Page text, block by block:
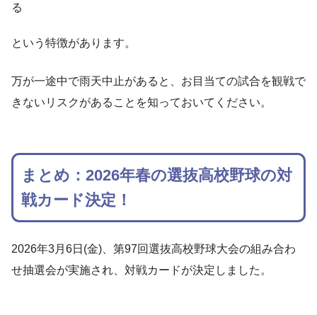
る
という特徴があります。
万が一途中で雨天中止があると、お目当ての試合を観戦で
きないリスクがあることを知っておいてください。
まとめ：2026年春の選抜高校野球の対
戦カード決定！
2026年3月6日(金)、第97回選抜高校野球大会の組み合わ
せ抽選会が実施され、対戦カードが決定しました。